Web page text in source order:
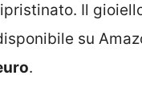
Il
su
.